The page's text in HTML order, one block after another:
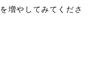
増やしてみてくださ